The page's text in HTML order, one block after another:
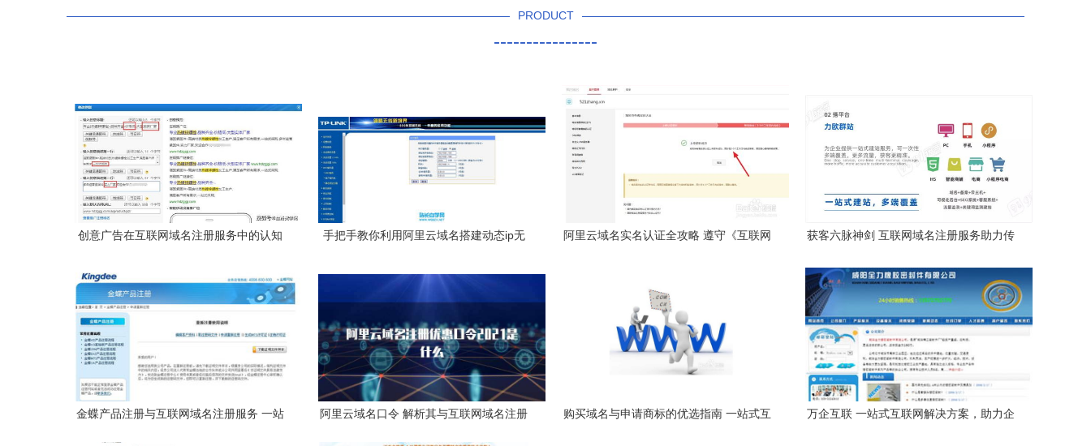
PRODUCT
----------------
创意广告在互联网域名注册服务中的认知
手把手教你利用阿里云域名搭建动态ip无
源网
阿里云域名实名认证全攻略 遵守《互联网
获客六脉神剑 互联网域名注册服务助力传
金蝶产品注册与互联网域名注册服务 一站
阿里云域名口令 解析其与互联网域名注册
购买域名与申请商标的优选指南 一站式互
万企互联 一站式互联网解决方案，助力企